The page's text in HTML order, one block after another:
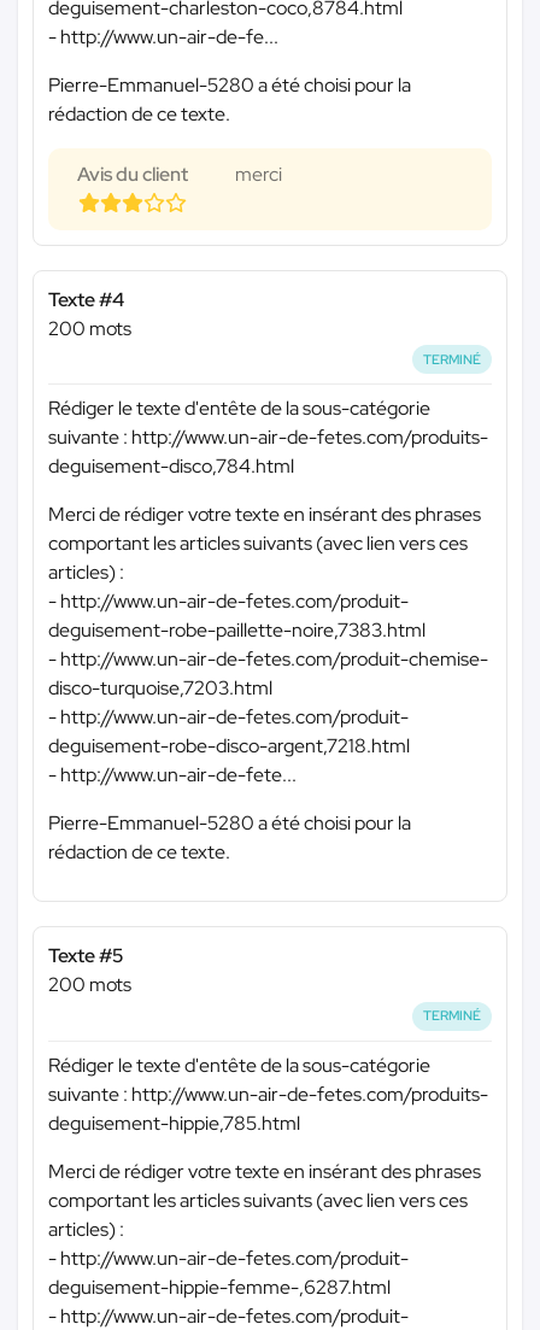
deguisement-charleston-coco,8784.html
- http://www.un-air-de-fe...
Pierre-Emmanuel-5280 a été choisi pour la
rédaction de ce texte.
Avis du client merci
Texte #4
200 mots
TERMINÉ
Rédiger le texte d'entête de la sous-catégorie
suivante : http://www.un-air-de-fetes.com/produits-
deguisement-disco,784.html
Merci de rédiger votre texte en insérant des phrases
comportant les articles suivants (avec lien vers ces
articles) :
- http://www.un-air-de-fetes.com/produit-
deguisement-robe-paillette-noire,7383.html
- http://www.un-air-de-fetes.com/produit-chemise-
disco-turquoise,7203.html
- http://www.un-air-de-fetes.com/produit-
deguisement-robe-disco-argent,7218.html
- http://www.un-air-de-fete...
Pierre-Emmanuel-5280 a été choisi pour la
rédaction de ce texte.
Texte #5
200 mots
TERMINÉ
Rédiger le texte d'entête de la sous-catégorie
suivante : http://www.un-air-de-fetes.com/produits-
deguisement-hippie,785.html
Merci de rédiger votre texte en insérant des phrases
comportant les articles suivants (avec lien vers ces
articles) :
- http://www.un-air-de-fetes.com/produit-
deguisement-hippie-femme-,6287.html
- http://www.un-air-de-fetes.com/produit-